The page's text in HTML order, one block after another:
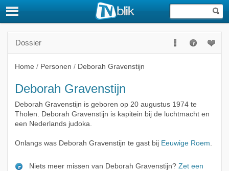
Dossier
Home / Personen / Deborah Gravenstijn
Deborah Gravenstijn
Deborah Gravenstijn is geboren op 20 augustus 1974 te
Tholen. Deborah Gravenstijn is kapitein bij de luchtmacht en
een Nederlands judoka.
Onlangs was Deborah Gravenstijn te gast bij Eeuwige Roem.
Niets meer missen van Deborah Gravenstijn? Zet een